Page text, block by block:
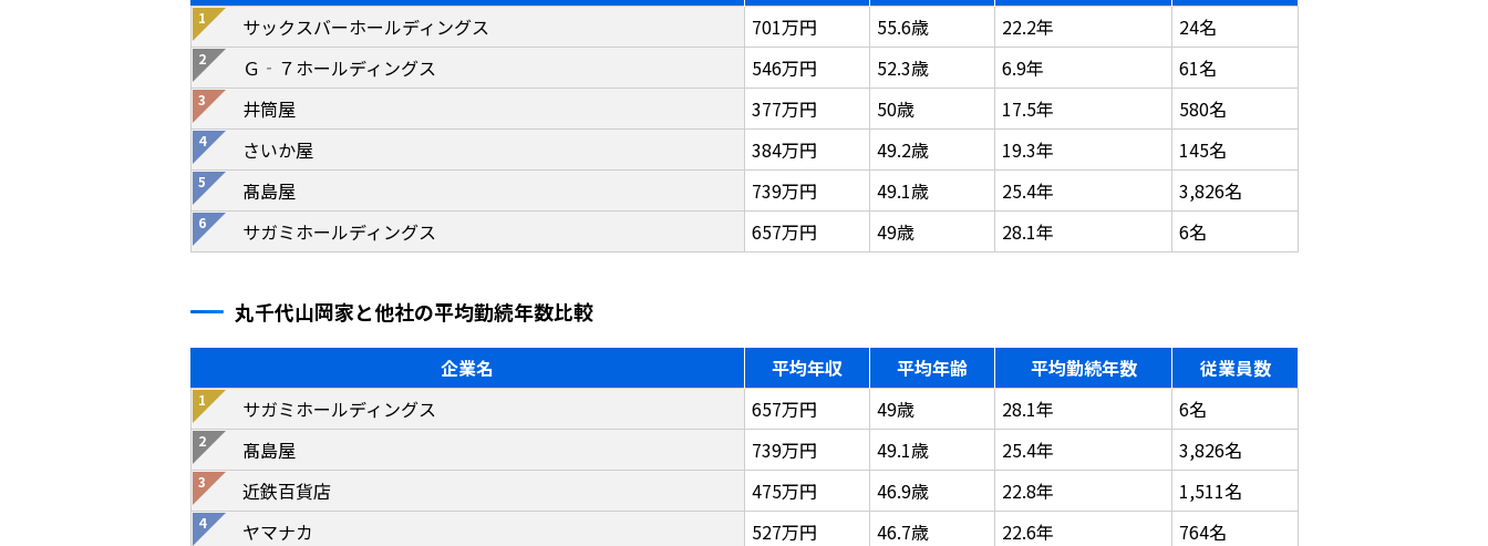
サックスバーホールディングス
701万円 55.6歳 22.2年
24名
Ｇ‐７ホールディングス
546万円 52.3歳 6.9年
61名
井筒屋
377万円 50歳 17.5年
580名
さいか屋
384万円 49.2歳 19.3年
145名
髙島屋
739万円 49.1歳 25.4年
3,826名
サガミホールディングス
657万円 49歳 28.1年 6名
丸千代山岡家と他社の平均勤続年数比較
企業名 平均年収 平均年齢 平均勤続年数
従業員数
サガミホールディングス
657万円 49歳 28.1年
6名
髙島屋
739万円 49.1歳 25.4年
3,826名
近鉄百貨店
475万円 46.9歳 22.8年
1,511名
ヤマナカ
527万円 46.7歳 22.6年
764名